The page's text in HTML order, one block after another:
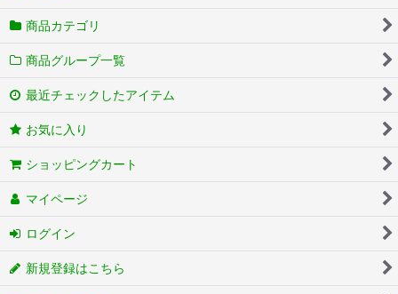
商品カテゴリ
商品グループ一覧
最近チェックしたアイテム
お気に入り
ショッピングカート
マイページ
ログイン
新規登録はこちら